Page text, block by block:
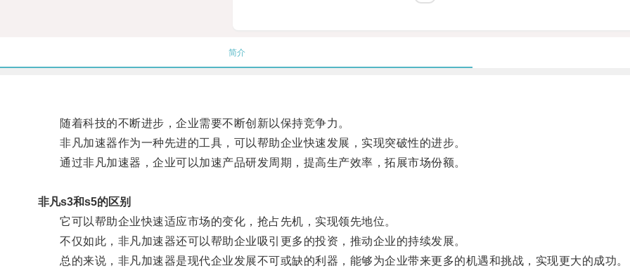
简介
随着科技的不断进步，企业需要不断创新以保持竞争力。
非凡加速器作为一种先进的工具，可以帮助企业快速发展，实现突破性的进步。
通过非凡加速器，企业可以加速产品研发周期，提高生产效率，拓展市场份额。
非凡s3和s5的区别
它可以帮助企业快速适应市场的变化，抢占先机，实现领先地位。
不仅如此，非凡加速器还可以帮助企业吸引更多的投资，推动企业的持续发展。
总的来说，非凡加速器是现代企业发展不可或缺的利器，能够为企业带来更多的机遇和挑战，实现更大的成功。